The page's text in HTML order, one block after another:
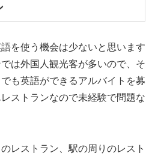
を使う機会は少ないと思います
は外国人観光客が多いので、そ
も英語ができるアルバイトを募
ストランなので未経験で問題な
レストラン、駅の周りのレスト